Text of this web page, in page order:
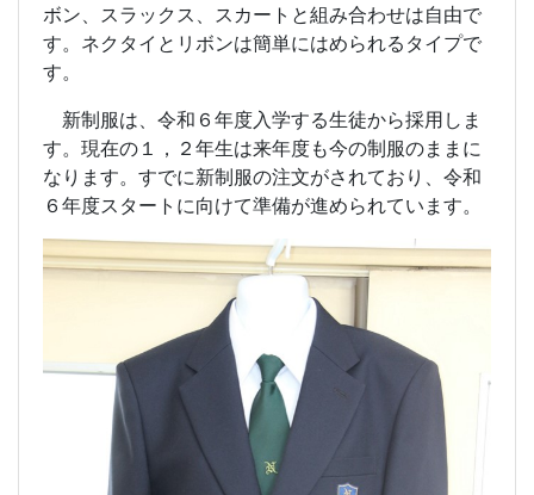
ボン、スラックス、スカートと組み合わせは自由で
す。ネクタイとリボンは簡単にはめられるタイプで
す。
新制服は、令和６年度入学する生徒から採用しま
す。現在の１，２年生は来年度も今の制服のままに
なります。すでに新制服の注文がされており、令和
６年度スタートに向けて準備が進められています。